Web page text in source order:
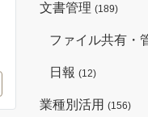
文書管理 (189)
ファイル共有・
日報 (12)
業種別活用 (156)